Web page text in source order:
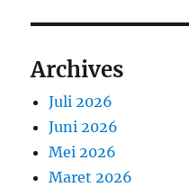
Archives
Juli 2026
Juni 2026
Mei 2026
Maret 2026